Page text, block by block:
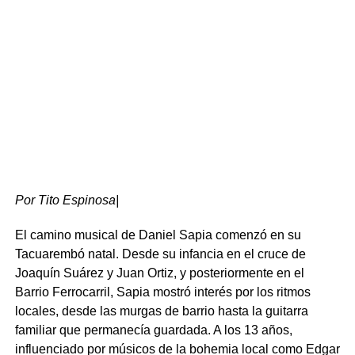
Desarrollo local y patrimonio histórico
Por su parte, el intendente Wilson Ezquerra definió la
jornada como la concreción de un objetivo estratégico
para el desarrollo económico y turístico del departamento.
Por Tito Espinosa|
El camino musical de Daniel Sapia comenzó en su
Tacuarembó natal. Desde su infancia en el cruce de
Joaquín Suárez y Juan Ortiz, y posteriormente en el
Barrio Ferrocarril, Sapia mostró interés por los ritmos
locales, desde las murgas de barrio hasta la guitarra
familiar que permanecía guardada. A los 13 años,
influenciado por músicos de la bohemia local como Edgar